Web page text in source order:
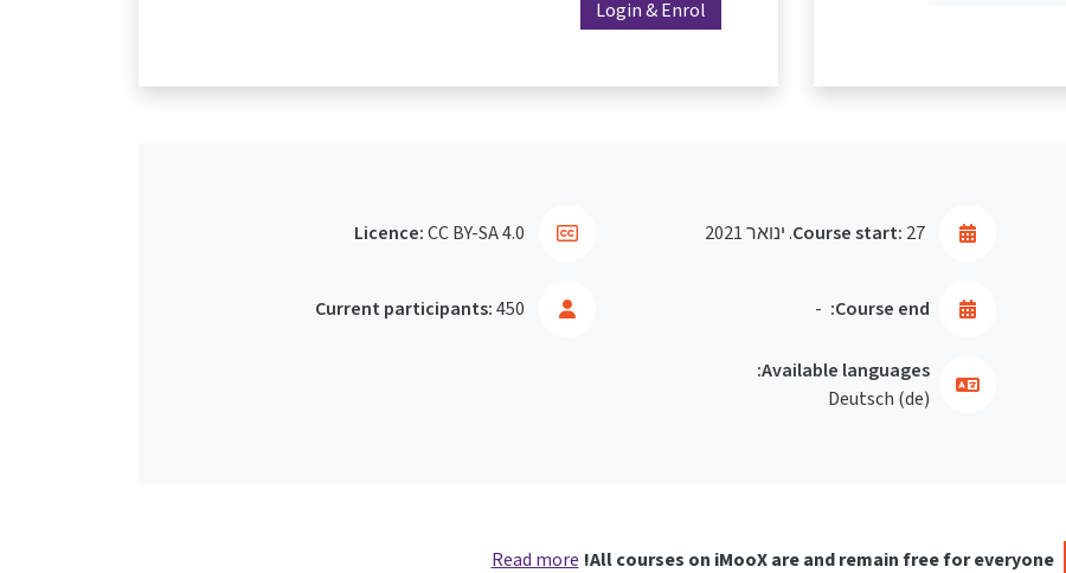
Login & Enrol
Course start: 27. ינואר 2021
Course end:
-
Current participants:450
Licence:CC BY-SA 4.0
Available languages:
Deutsch ‎(de)‎
All courses on iMooX are and remain free for everyone!
Read more